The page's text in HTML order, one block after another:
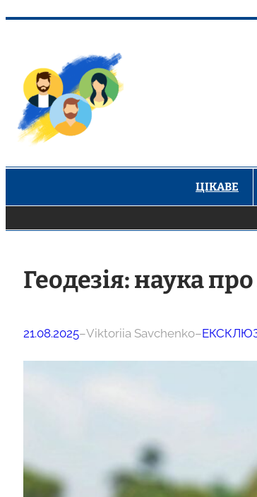
вмісту
ЦІКАВЕ
Геодезія: наука
21.08.2025–Viktoriia Savchenko–